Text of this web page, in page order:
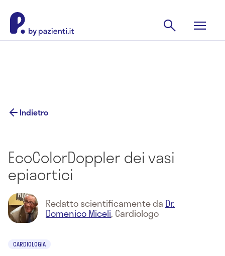
Indietro
EcoColorDoppler dei vasi
epiaortici
Redatto scientificamente da Dr.
Domenico Miceli, Cardiologo
CARDIOLOGIA